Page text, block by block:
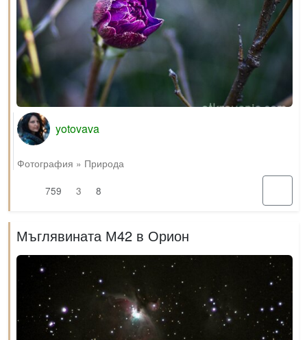
yotovava
Фотография » Природа
759
3 8
Мъглявината М42 в Орион